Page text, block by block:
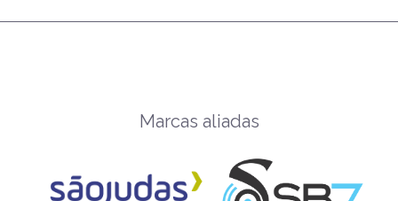
Marcas aliadas